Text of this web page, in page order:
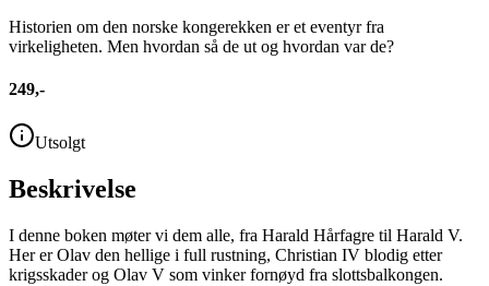
Historien om den norske kongerekken er et eventyr fra
virkeligheten. Men hvordan så de ut og hvordan var de?
249,-
Utsolgt
Beskrivelse
I denne boken møter vi dem alle, fra Harald Hårfagre til Harald V.
Her er Olav den hellige i full rustning, Christian IV blodig etter
krigsskader og Olav V som vinker fornøyd fra slottsbalkongen.